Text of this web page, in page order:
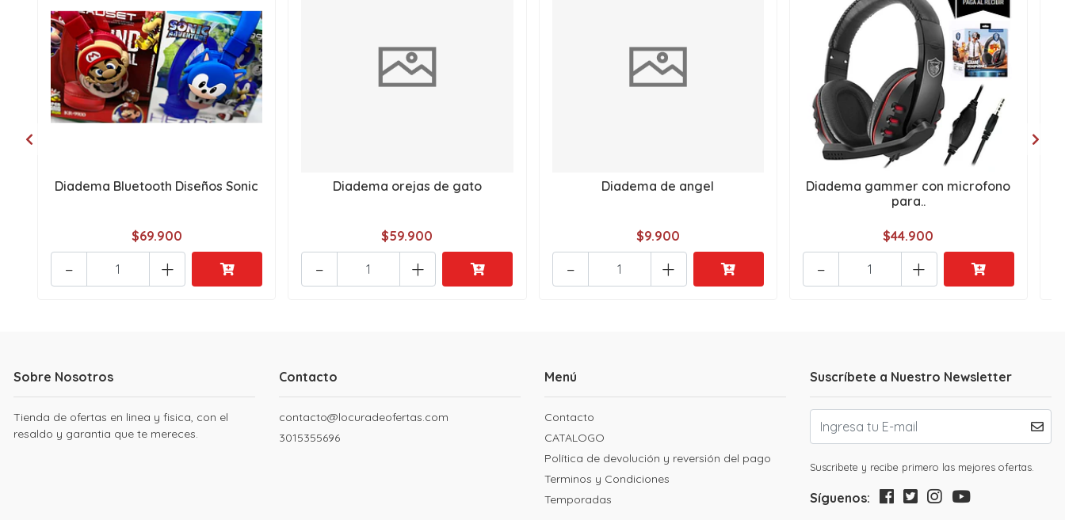
Diadema Bluetooth Diseños Sonic
$69.900
+
-
Diadema orejas de gato
$59.900
+
-
Diadema de angel
$9.900
+
-
Diadema gammer con microfono
para..
$44.900
+
-
Sobre Nosotros
Tienda de ofertas en linea y fisica, con el
resaldo y garantia que te mereces.
Contacto
contacto@locuradeofertas.com
3015355696
Menú
Contacto
CATALOGO
Política de devolución y reversión del pago
Terminos y Condiciones
Temporadas
Suscríbete a Nuestro Newsletter
Suscribete y recibe primero las mejores ofertas.
Síguenos: